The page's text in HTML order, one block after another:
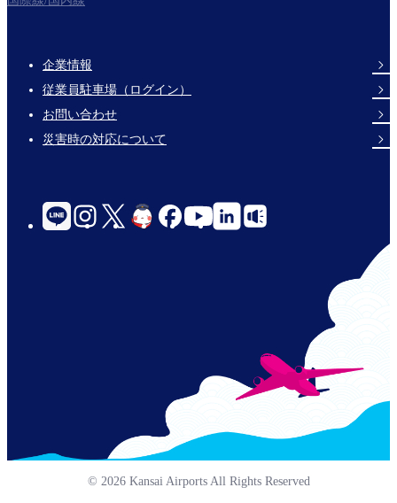
Footer
Links
企業情報
従業員駐車場（ログイン）
お問い合わせ
災害時の対応について
social-
links-
© 2026 Kansai Airports All Rights Reserved